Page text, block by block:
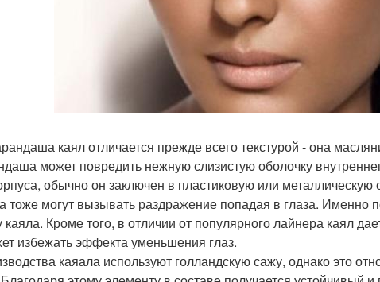
каял отличается прежде всего текстурой - она
может повредить нежную слизистую оболочку
обычно он заключен в пластиковую или металлическую
тоже могут вызывать раздражение попадая в глаза. Именно
Кроме того, в отличии от популярного лайнера каял
избежать эффекта уменьшения глаз.
каяала используют голландскую сажу, однако это